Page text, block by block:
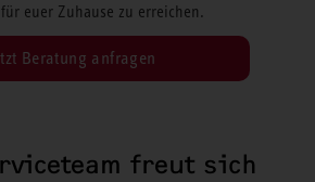
euer Zuhause zu erreichen.
Beratung anfragen
freut sich